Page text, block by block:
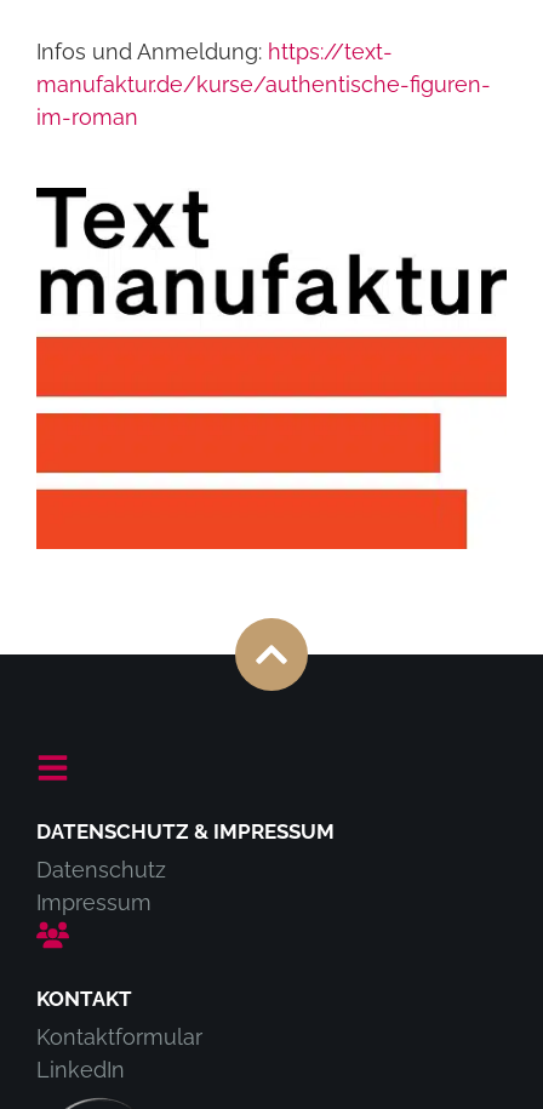
Infos und Anmeldung: https://text-
manufaktur.de/kurse/authentische-figuren-
im-roman
DATENSCHUTZ & IMPRESSUM
Datenschutz
Impressum
KONTAKT
Kontaktformular
LinkedIn